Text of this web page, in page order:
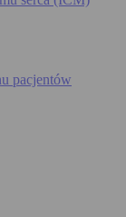
pacjentów